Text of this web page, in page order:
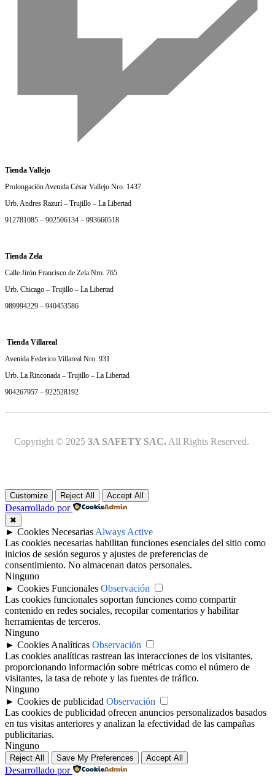
Tienda Vallejo
Prolongación Avenida César Vallejo Nro. 1437
Urb. Andres Razurí – Trujillo – La Libertad
912781085 – 902506134 – 993660518
Tienda Zela
Calle Jirón Francisco de Zela Nro. 765
Urb. Chicago – Trujillo – La Libertad
989994229 – 940453586
Tienda Villareal
Avenida Federico Villareal Nro. 931
Urb. La Rinconada – Trujillo – La Libertad
904267957 – 922528192
Copyright © 2025 3A SAFETY SAC. All Rights Reserved.
Customize Reject All Accept All
Desarrollado por
✖
► Cookies Necesarias Always Active
Las cookies necesarias habilitan funciones esenciales del sitio como
inicios de sesión seguros y ajustes de preferencias de
consentimiento. No almacenan datos personales.
Ninguno
► Cookies Funcionales Observación
Las cookies funcionales soportan funciones como compartir
contenido en redes sociales, recopilar comentarios y habilitar
herramientas de terceros.
Ninguno
► Cookies Analíticas Observación
Las cookies analíticas rastrean las interacciones de los visitantes,
proporcionando información sobre métricas como el número de
visitantes, la tasa de rebote y las fuentes de tráfico.
Ninguno
► Cookies de publicidad Observación
Las cookies de publicidad ofrecen anuncios personalizados basados
en tus visitas anteriores y analizan la efectividad de las campañas
publicitarias.
Ninguno
Reject All Save My Preferences Accept All
Desarrollado por